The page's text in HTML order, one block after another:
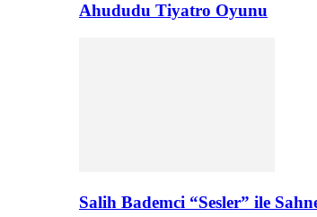
Ahududu Tiyatro Oyunu
Salih Bademci “Sesler” ile